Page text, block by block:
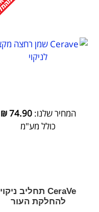
המחיר שלנו:74.90
₪
כולל מע"מ
CeraVe תחליב ניקוי
להחלקת העור